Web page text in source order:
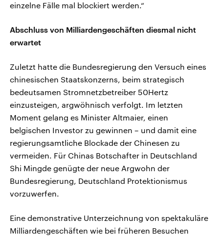
einzelne Fälle mal blockiert werden.“
Abschluss von Milliardengeschäften diesmal nicht
erwartet
Zuletzt hatte die Bundesregierung den Versuch eines
chinesischen Staatskonzerns, beim strategisch
bedeutsamen Stromnetzbetreiber 50Hertz
einzusteigen, argwöhnisch verfolgt. Im letzten
Moment gelang es Minister Altmaier, einen
belgischen Investor zu gewinnen – und damit eine
regierungsamtliche Blockade der Chinesen zu
vermeiden. Für Chinas Botschafter in Deutschland
Shi Mingde genügte der neue Argwohn der
Bundesregierung, Deutschland Protektionismus
vorzuwerfen.
Eine demonstrative Unterzeichnung von spektakuläre
Milliardengeschäften wie bei früheren Besuchen